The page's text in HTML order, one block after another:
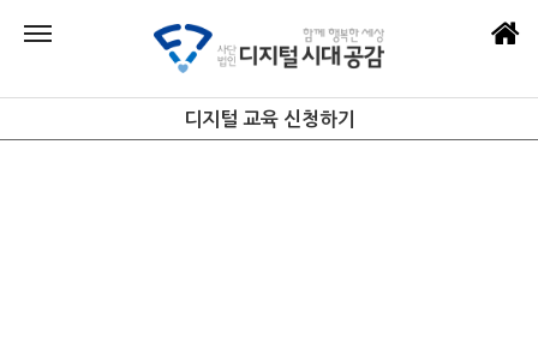
디지털 교육 신청하기